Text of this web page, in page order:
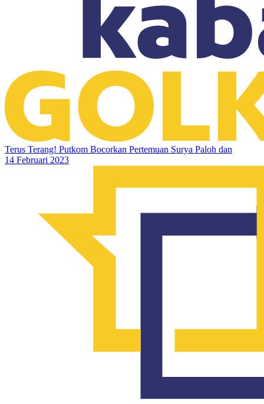
Terus Terang! Putkom Bocorkan Pertemuan Surya Paloh dan
14 Februari 2023